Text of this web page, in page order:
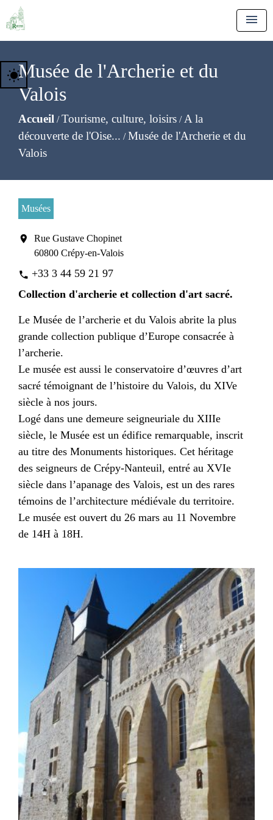
menu
Musée de l'Archerie et du
Valois
Accueil /Tourisme, culture, loisirs / A la
découverte de l'Oise... /Musée de l'Archerie et du
Valois
wb_sunny
Musées
location_on
Rue Gustave Chopinet
60800 Crépy-en-Valois
phone +33 3 44 59 21 97
Collection d'archerie et collection d'art sacré.
Le Musée de l’archerie et du Valois abrite la plus
grande collection publique d’Europe consacrée à
l’archerie.
Le musée est aussi le conservatoire d’œuvres d’art
sacré témoignant de l’histoire du Valois, du XIVe
siècle à nos jours.
Logé dans une demeure seigneuriale du XIIIe
siècle, le Musée est un édifice remarquable, inscrit
au titre des Monuments historiques. Cet héritage
des seigneurs de Crépy-Nanteuil, entré au XVIe
siècle dans l’apanage des Valois, est un des rares
témoins de l’architecture médiévale du territoire.
Le musée est ouvert du 26 mars au 11 Novembre
de 14H à 18H.